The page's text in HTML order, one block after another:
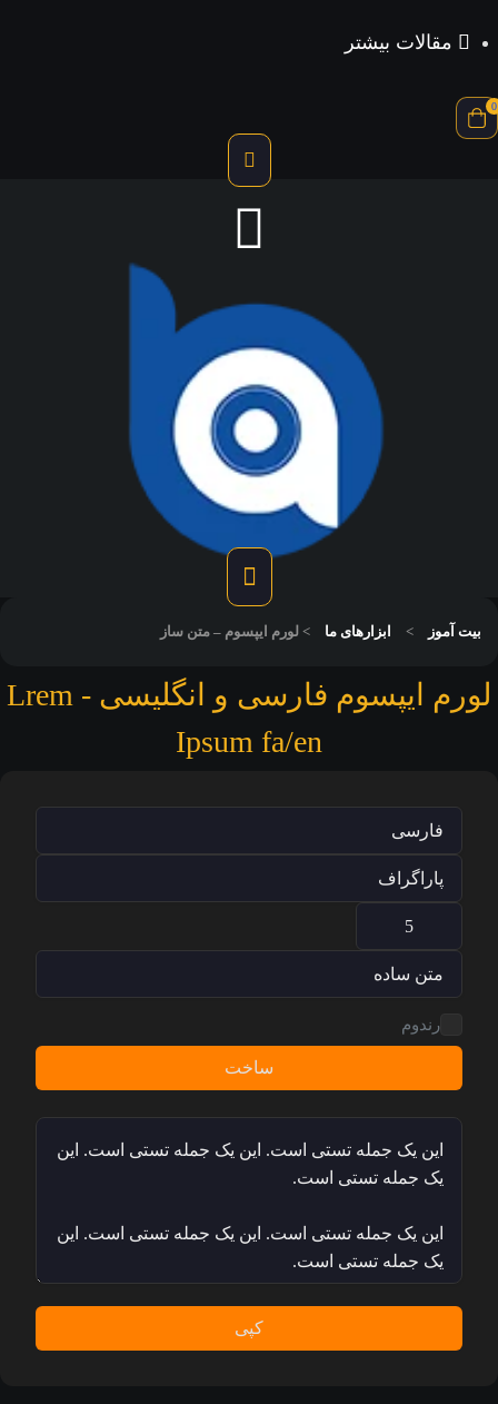
مقالات بیشتر
آموز > ابزارهای ما > لورم ایپسوم – متن ساز
لورم ایپسوم فارسی و انگلیسی - Lrem
Ipsum fa/en
رندوم
ساخت
کپی